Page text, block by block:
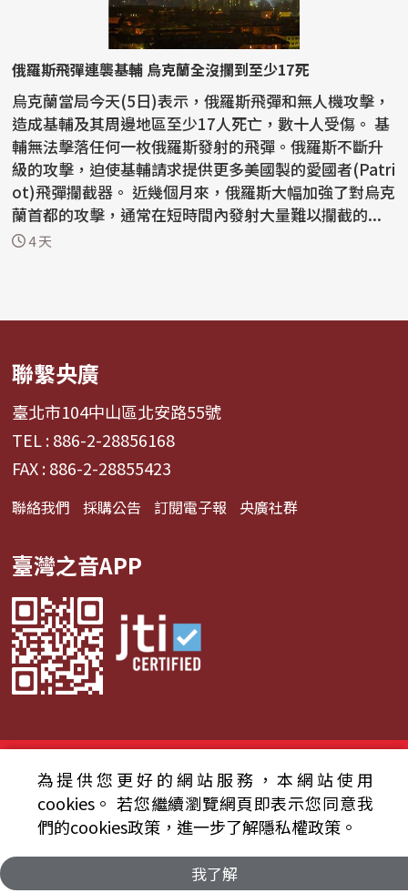
俄羅斯飛彈連襲基輔 烏克蘭全沒攔到至少17死
烏克蘭當局今天(5日)表示，俄羅斯飛彈和無人機攻擊，
造成基輔及其周邊地區至少17人死亡，數十人受傷。 基
輔無法擊落任何一枚俄羅斯發射的飛彈。俄羅斯不斷升
級的攻擊，迫使基輔請求提供更多美國製的愛國者(Patri
ot)飛彈攔截器。 近幾個月來，俄羅斯大幅加強了對烏克
蘭首都的攻擊，通常在短時間內發射大量難以攔截的...
4 天
聯繫央廣
臺北市104中山區北安路55號
TEL : 886-2-28856168
FAX : 886-2-28855423
聯絡我們 採購公告 訂閱電子報 央廣社群
臺灣之音APP
© 2024財團法人中央廣播電臺 版權所有
資通安全政策聲明
服務條款 隱私權條款
為提供您更好的網站服務，本網站使用
cookies。 若您繼續瀏覽網頁即表示您同意我
們的cookies政策，進一步了解隱私權政策。
我了解